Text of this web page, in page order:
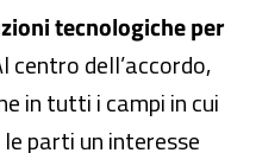
tecnologiche per
centro dell’accordo,
in tutti i campi in cui
parti un interesse